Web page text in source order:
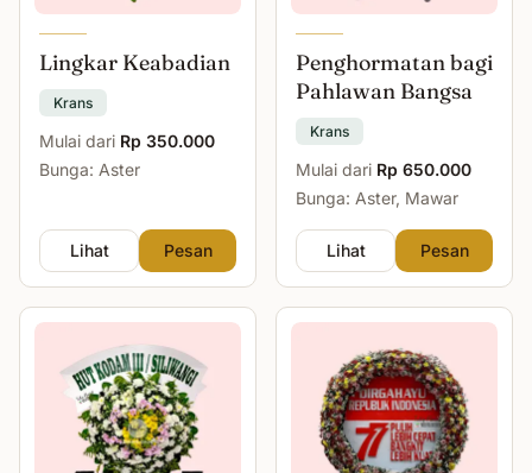
Lingkar Keabadian
Krans
Mulai dari Rp 350.000
Bunga: Aster
Lihat Pesan
Penghormatan bagi
Pahlawan Bangsa
Krans
Mulai dari Rp 650.000
Bunga: Aster, Mawar
Lihat Pesan